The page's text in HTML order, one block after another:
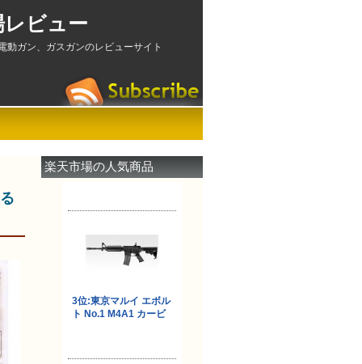
レビュー
動ガン、ガスガンのレビューサイト
楽天市場の人気商品